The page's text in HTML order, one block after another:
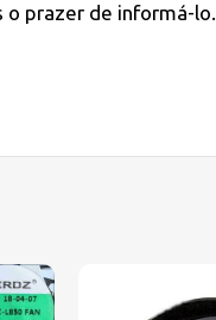
prazer de informá-lo.